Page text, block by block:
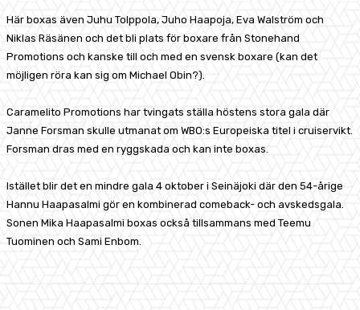
Här boxas även Juhu Tolppola, Juho Haapoja, Eva Walström och
Niklas Räsänen och det bli plats för boxare från Stonehand
Promotions och kanske till och med en svensk boxare (kan det
möjligen röra kan sig om Michael Obin?).
Caramelito Promotions har tvingats ställa höstens stora gala där
Janne Forsman skulle utmanat om WBO:s Europeiska titel i cruiservikt.
Forsman dras med en ryggskada och kan inte boxas.
Istället blir det en mindre gala 4 oktober i Seinäjoki där den 54-årige
Hannu Haapasalmi gör en kombinerad comeback- och avskedsgala.
Sonen Mika Haapasalmi boxas också tillsammans med Teemu
Tuominen och Sami Enbom.